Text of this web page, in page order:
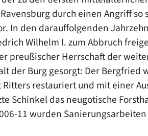
durch einen Angriff
In den darauffolgenden
Wilhelm I. zum Abbruch
preußischer Herrschaft der
der Burg gesorgt: Der Bergfried
Ritters restauriert und mit einer
Schinkel das neugotische
11 wurden